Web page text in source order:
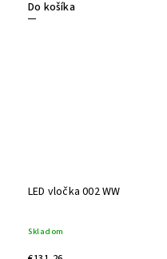
Do košíka
LED vločka 002 WW
Skladom